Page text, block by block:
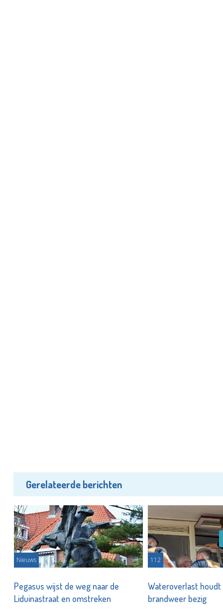
Gerelateerde berichten
Nieuws
Pegasus wijst de weg naar de
Liduinastraat en omstreken
112
Wateroverlast
brandweer bezig